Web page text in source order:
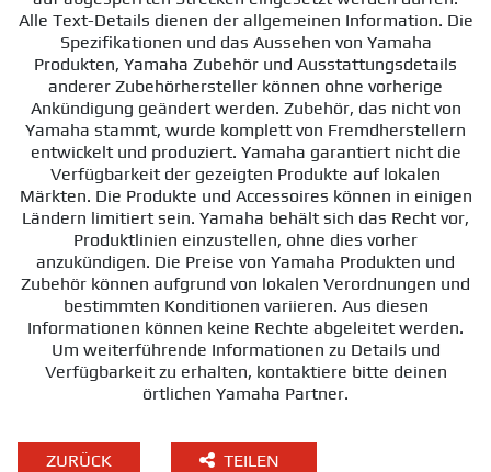
Alle Text-Details dienen der allgemeinen Information. Die
Spezifikationen und das Aussehen von Yamaha
Produkten, Yamaha Zubehör und Ausstattungsdetails
anderer Zubehörhersteller können ohne vorherige
Ankündigung geändert werden. Zubehör, das nicht von
Yamaha stammt, wurde komplett von Fremdherstellern
entwickelt und produziert. Yamaha garantiert nicht die
Verfügbarkeit der gezeigten Produkte auf lokalen
Märkten. Die Produkte und Accessoires können in einigen
Ländern limitiert sein. Yamaha behält sich das Recht vor,
Produktlinien einzustellen, ohne dies vorher
anzukündigen. Die Preise von Yamaha Produkten und
Zubehör können aufgrund von lokalen Verordnungen und
bestimmten Konditionen variieren. Aus diesen
Informationen können keine Rechte abgeleitet werden.
Um weiterführende Informationen zu Details und
Verfügbarkeit zu erhalten, kontaktiere bitte deinen
örtlichen Yamaha Partner.
ZURÜCK TEILEN